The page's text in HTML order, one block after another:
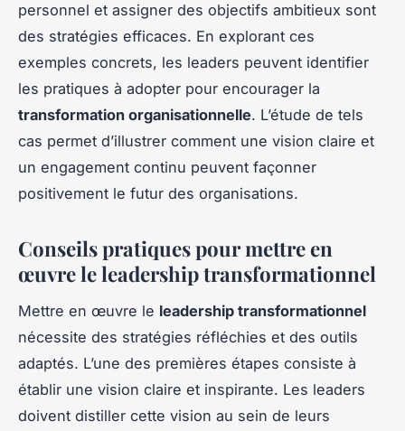
personnel et assigner des objectifs ambitieux sont
des stratégies efficaces. En explorant ces
exemples concrets, les leaders peuvent identifier
les pratiques à adopter pour encourager la
transformation organisationnelle. L’étude de tels
cas permet d’illustrer comment une vision claire et
un engagement continu peuvent façonner
positivement le futur des organisations.
Conseils pratiques pour mettre en
œuvre le leadership transformationnel
Mettre en œuvre le leadership transformationnel
nécessite des stratégies réfléchies et des outils
adaptés. L’une des premières étapes consiste à
établir une vision claire et inspirante. Les leaders
doivent distiller cette vision au sein de leurs